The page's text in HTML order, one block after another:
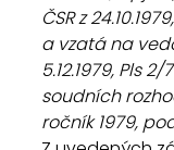
ČSR z
a vzatá na
5.12.1979, Pls
soudních
ročník 1979,